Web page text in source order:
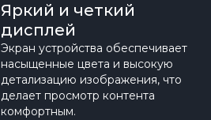
Яркий и четкий
дисплей
Экран устройства обеспечивает
насыщенные цвета и высокую
детализацию изображения, что
делает просмотр контента
комфортным.